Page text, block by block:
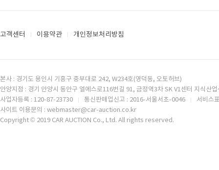
고객센터 이용약관 개인정보처리방침
본사 : 경기도 용인시 기흥구 중부대로 242, W234호(영덕동, 오토허브)
안양지점 : 경기 안양시 동안구 엘에스로116번길 91, 금정역3차 SK V1센터 지식산
사업자등록 : 120-87-23730
통신판매업신고 : 2016-서울서초-0046
서비스
사이트 이용문의 : webmaster@car-auction.co.kr
Copyright © 2019 CAR AUCTION Co., Ltd. All rights reserved.